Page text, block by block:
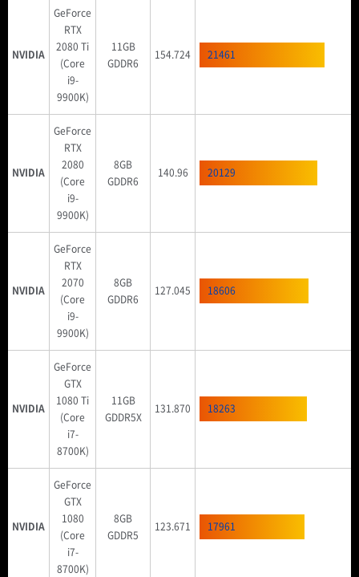
NVIDIA
GeForce
RTX
2080 Ti
(Core
i9-
9900K)
11GB
GDDR6
154.724 21461
NVIDIA
GeForce
RTX
2080
(Core
i9-
9900K)
8GB
GDDR6
140.96 20129
NVIDIA
GeForce
RTX
2070
(Core
i9-
9900K)
8GB
GDDR6
127.045 18606
NVIDIA
GeForce
GTX
1080 Ti
(Core
i7-
8700K)
11GB
GDDR5X
131.870 18263
NVIDIA
GeForce
GTX
1080
(Core
i7-
8700K)
8GB
GDDR5
123.671 17961